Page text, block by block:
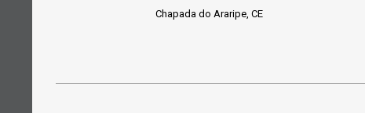
Chapada do Araripe, CE